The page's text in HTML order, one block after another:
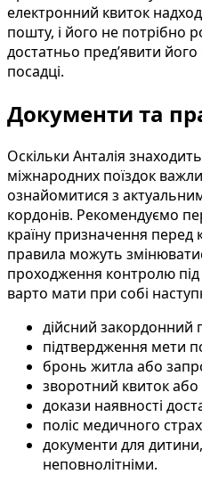
електронний квиток
пошту, і його не потрібно
достатньо пред’явити
посадці.
Документи та
Оскільки Анталія
міжнародних поїздок
ознайомитися з
кордонів. Рекомендуємо
країну призначення перед
правила можуть
проходження контролю
варто мати при собі
дійсний закордонний
підтвердження мети
бронь житла або
зворотний квиток
докази наявності
поліс медичного
документи для
неповнолітніми.